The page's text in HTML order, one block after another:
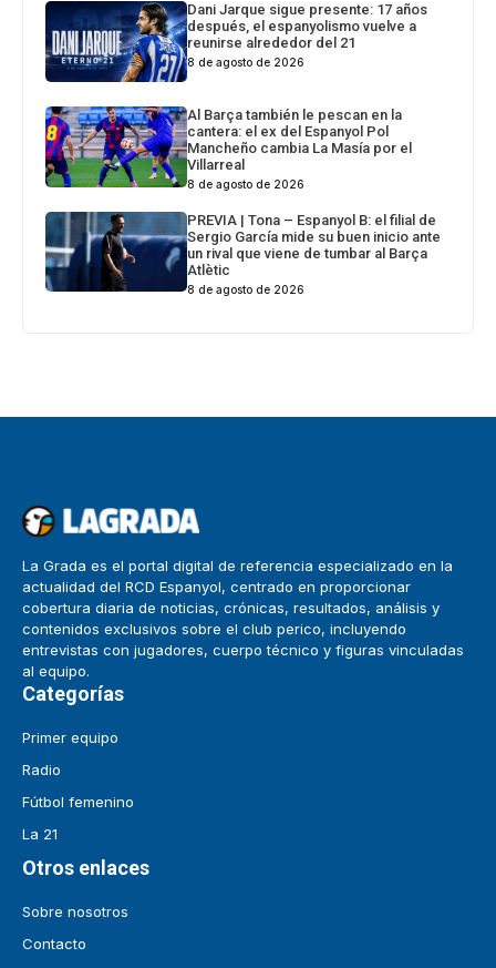
Dani Jarque sigue presente: 17 años
después, el espanyolismo vuelve a
reunirse alrededor del 21
8 de agosto de 2026
Al Barça también le pescan en la
cantera: el ex del Espanyol Pol
Mancheño cambia La Masía por el
Villarreal
8 de agosto de 2026
PREVIA | Tona – Espanyol B: el filial de
Sergio García mide su buen inicio ante
un rival que viene de tumbar al Barça
Atlètic
8 de agosto de 2026
La Grada es el portal digital de referencia especializado en la
actualidad del RCD Espanyol, centrado en proporcionar
cobertura diaria de noticias, crónicas, resultados, análisis y
contenidos exclusivos sobre el club perico, incluyendo
entrevistas con jugadores, cuerpo técnico y figuras vinculadas
al equipo.
Categorías
Primer equipo
Radio
Fútbol femenino
La 21
Otros enlaces
Sobre nosotros
Contacto